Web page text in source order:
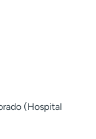
(Hospital